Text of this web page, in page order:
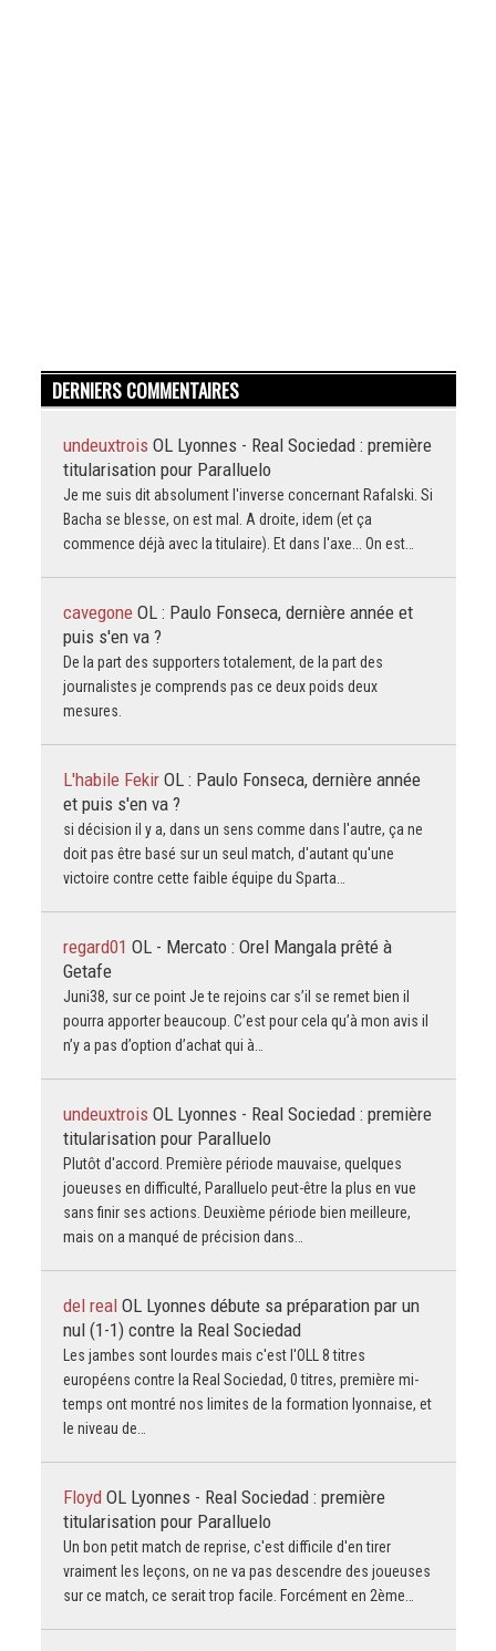
DERNIERS COMMENTAIRES
undeuxtrois OL Lyonnes - Real Sociedad : première
titularisation pour Paralluelo
Je me suis dit absolument l'inverse concernant Rafalski. Si
Bacha se blesse, on est mal. A droite, idem (et ça
commence déjà avec la titulaire). Et dans l'axe... On est…
cavegone OL : Paulo Fonseca, dernière année et
puis s'en va ?
De la part des supporters totalement, de la part des
journalistes je comprends pas ce deux poids deux
mesures.
L'habile Fekir OL : Paulo Fonseca, dernière année
et puis s'en va ?
si décision il y a, dans un sens comme dans l'autre, ça ne
doit pas être basé sur un seul match, d'autant qu'une
victoire contre cette faible équipe du Sparta…
regard01 OL - Mercato : Orel Mangala prêté à
Getafe
Juni38, sur ce point Je te rejoins car s’il se remet bien il
pourra apporter beaucoup. C’est pour cela qu’à mon avis il
n’y a pas d’option d’achat qui à…
undeuxtrois OL Lyonnes - Real Sociedad : première
titularisation pour Paralluelo
Plutôt d'accord. Première période mauvaise, quelques
joueuses en difficulté, Paralluelo peut-être la plus en vue
sans finir ses actions. Deuxième période bien meilleure,
mais on a manqué de précision dans…
del real OL Lyonnes débute sa préparation par un
nul (1-1) contre la Real Sociedad
Les jambes sont lourdes mais c'est l'OLL 8 titres
européens contre la Real Sociedad, 0 titres, première mi-
temps ont montré nos limites de la formation lyonnaise, et
le niveau de…
Floyd OL Lyonnes - Real Sociedad : première
titularisation pour Paralluelo
Un bon petit match de reprise, c'est difficile d'en tirer
vraiment les leçons, on ne va pas descendre des joueuses
sur ce match, ce serait trop facile. Forcément en 2ème…